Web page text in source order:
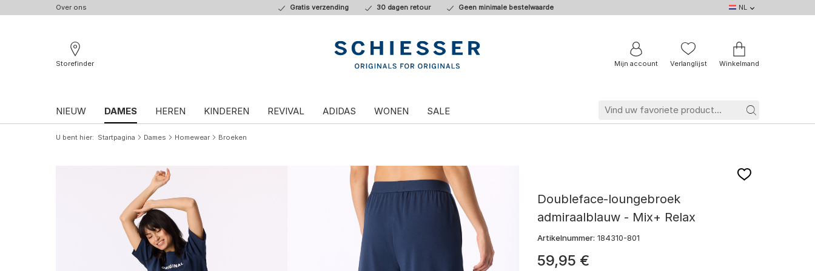
Over ons Gratis verzending 30 dagen retour Geen minimale bestelwaarde
NL
DE
NL
BE
FR
Storefinder
Mijn account Verlanglijst Winkelmand
NIEUW DAMES HEREN KINDEREN REVIVAL ADIDAS WONEN SALE
U bent hier Startpagina Dames Homewear Broeken
Doubleface-loungebroek
admiraalblauw - Mix+ Relax
Artikelnummer: 184310-801
59,95 €